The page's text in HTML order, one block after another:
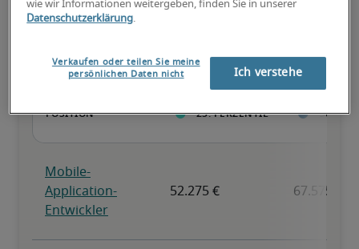
Positionen
wie wir Informationen weitergeben, finden Sie in unserer
Datenschutzerklärung.
Verkaufen oder teilen Sie meine
persönlichen Daten nicht
Ich verstehe